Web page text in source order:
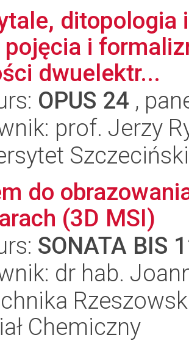
ditopologia
pojęcia i
dwuelektr...
OPUS 24 ,
prof. Jerzy
do
(3D MSI)
SONATA BIS
dr hab.
Chemiczny